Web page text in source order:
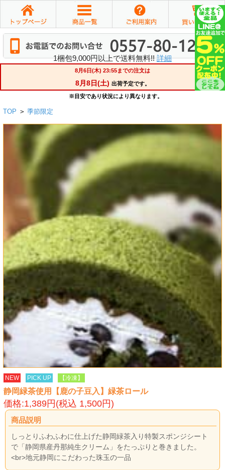
1梱包9,000円以上で送料無料!!詳細
TOP > 季節限定
NEW PICK UP 【冷凍】
静岡緑茶使用【鹿の子豆入】緑茶ロール
価格:1,389円(税込 1,500円)
商品説明
しっとりふわふわに仕上げた静岡緑茶入り特製スポンジシート
で「静岡県産丹那純生クリーム」をたっぷりと巻きました。
<br>地元静岡にこだわった珠玉の一品